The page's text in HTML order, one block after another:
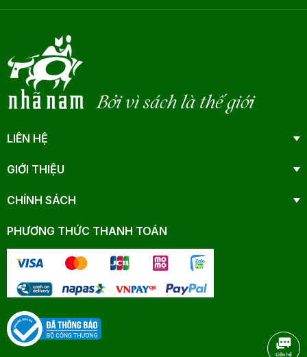
Bởi vì sách là thế giới
LIÊN HỆ
GIỚI THIỆU
CHÍNH SÁCH
PHƯƠNG THỨC THANH TOÁN